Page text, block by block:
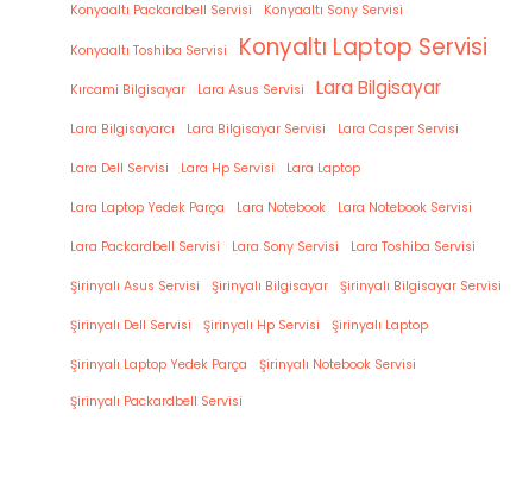
Konyaaltı Packardbell Servisi Konyaaltı Sony Servisi
Konyaaltı Toshiba Servisi Konyaltı Laptop Servisi
Kırcami Bilgisayar Lara Asus Servisi Lara Bilgisayar
Lara Bilgisayarcı Lara Bilgisayar Servisi Lara Casper Servisi
Lara Dell Servisi Lara Hp Servisi Lara Laptop
Lara Laptop Yedek Parça Lara Notebook Lara Notebook Servisi
Lara Packardbell Servisi Lara Sony Servisi Lara Toshiba Servisi
Şirinyalı Asus Servisi Şirinyalı Bilgisayar Şirinyalı Bilgisayar Servisi
Şirinyalı Dell Servisi Şirinyalı Hp Servisi Şirinyalı Laptop
Şirinyalı Laptop Yedek Parça Şirinyalı Notebook Servisi
Şirinyalı Packardbell Servisi